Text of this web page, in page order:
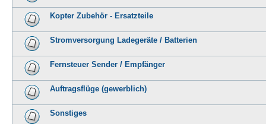
Kopter Zubehör - Ersatzteile
Stromversorgung Ladegeräte / Batterien
Fernsteuer Sender / Empfänger
Auftragsflüge (gewerblich)
Sonstiges